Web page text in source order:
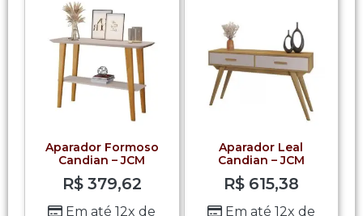
Aparador Formoso
Candian – JCM
R$379,62
Em até 12x de
Aparador Leal
Candian – JCM
R$615,38
Em até 12x de